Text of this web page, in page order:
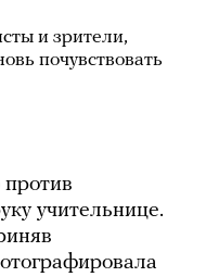
и зрители,
почувствовать
учительнице.